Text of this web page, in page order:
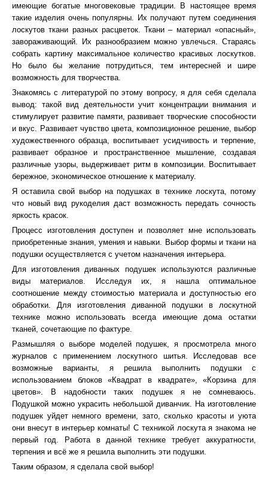
имеющие богатые многовековые традиции. В настоящее время
такие изделия очень популярны. Их получают путем соединения
лоскутов ткани разных расцветок. Ткани – материал «опасный»,
завораживающий. Их разнообразием можно увлечься. Стараясь
собрать картину максимальное количество красивых лоскутков.
Но было бы желание потрудиться, тем интересней и шире
возможность для творчества.
Знакомясь с литературой по этому вопросу, я для себя сделала
вывод: такой вид деятельности учит концентрации внимания и
стимулирует развитие памяти, развивает творческие способности
и вкус. Развивает чувство цвета, композиционное решение, выбор
художественного образца, воспитывает усидчивость и терпение,
развивает образное и пространственное мышление, создавая
различные узоры, выдерживает ритм в композиции. Воспитывает
бережное, экономическое отношение к материалу.
Я оставила свой выбор на подушках в технике лоскута, потому
что новый вид рукоделия даст возможность передать сочность
яркость красок.
Процесс изготовления доступен и позволяет мне использовать
приобретенные знания, умения и навыки. Выбор формы и ткани на
подушки осуществляется с учетом назначения интерьера.
Для изготовления диванных подушек используются различные
виды материалов. Исследуя их, я нашла оптимальное
соотношение между стоимостью материала и доступностью его
обработки. Для изготовления диванной подушки в лоскутной
технике можно использовать всегда имеющие дома остатки
тканей, сочетающие по фактуре.
Размышляя о выборе моделей подушек, я просмотрела много
журналов с применением лоскутного шитья. Исследовав все
возможные варианты, я решила выполнить подушки с
использованием блоков «Квадрат в квадрате», «Корзина для
цветов». В надобности таких подушек я не сомневаюсь.
Подушкой можно украсить небольшой диванчик. На изготовление
подушек уйдет немного времени, зато, сколько красоты и уюта
они внесут в интерьер комнаты! С техникой лоскута я знакома не
первый год. Работа в данной технике требует аккуратности,
терпения и всё же я решила выполнить эти подушки.
Таким образом, я сделала свой выбор!